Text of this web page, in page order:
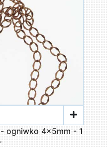
ogniwko 4x5mm - 1